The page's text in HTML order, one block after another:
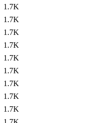
1.7K
1.7K
1.7K
1.7K
1.7K
1.7K
1.7K
1.7K
1.7K